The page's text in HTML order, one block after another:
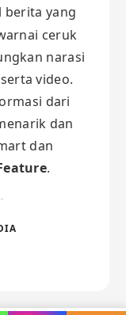
berita yang
ceruk
narasi
video.
dari
dan
dan
.